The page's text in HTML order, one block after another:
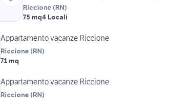
Riccione (RN)
75 mq4 Locali
Appartamento vacanze Riccione
Riccione (RN)
71 mq
Appartamento vacanze Riccione
Riccione (RN)